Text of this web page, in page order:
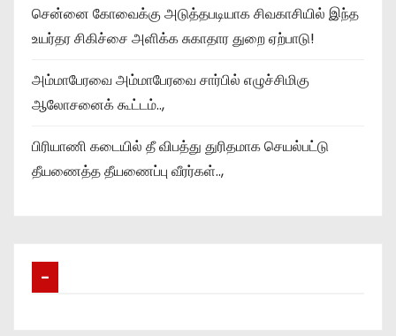
சென்னை கோவைக்கு அடுத்தபடியாக சிவகாசியில் இந்த
உயர்தர சிகிச்சை அளிக்க சுகாதார துறை ஏற்பாடு!
அம்மாபேரவை அம்மாபேரவை சார்பில் எழுச்சிமிகு
ஆலோசனைக் கூட்டம்..,
பிரியாணி கடையில் தீ விபத்து துரிதமாக செயல்பட்டு
தீயணைத்த தீயணைப்பு வீரர்கள்..,
–